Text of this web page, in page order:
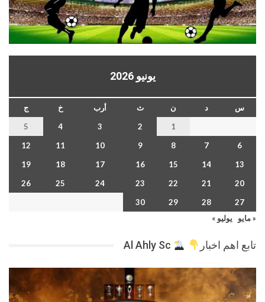
يونيو 2026
س د ن ث أرب خ
ج
1
2
3
4
5
6
7
8
9
10
11
12
13
14
15
16
17
18
19
20
21
22
23
24
25
26
27
28
29
30
« مايو
يوليو »
تابع اهم اخبار